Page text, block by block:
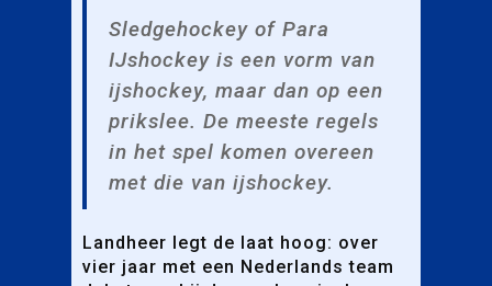
Sledgehockey of Para
IJshockey is een vorm van
ijshockey, maar dan op een
prikslee. De meeste regels
in het spel komen overeen
met die van ijshockey.
Landheer legt de laat hoog: over
vier jaar met een Nederlands team